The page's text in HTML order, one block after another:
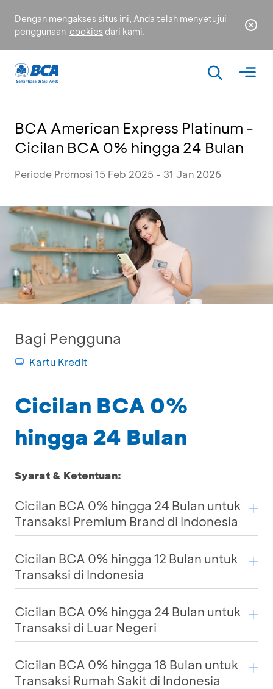
Dengan mengakses situs ini, Anda telah menyetujui
penggunaan cookies dari kami.
BCA American Express Platinum -
Cicilan BCA 0% hingga 24 Bulan
Periode Promosi 15 Feb 2025 - 31 Jan 2026
Bagi Pengguna
Kartu Kredit
Cicilan BCA 0%
hingga 24 Bulan
Syarat & Ketentuan:
Cicilan BCA 0% hingga 24 Bulan untuk
Transaksi Premium Brand di Indonesia
Cicilan BCA 0% hingga 12 Bulan untuk
Transaksi di Indonesia
Cicilan BCA 0% hingga 24 Bulan untuk
Transaksi di Luar Negeri
Cicilan BCA 0% hingga 18 Bulan untuk
Transaksi Rumah Sakit di Indonesia